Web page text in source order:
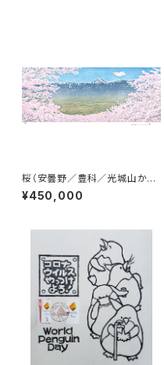
桜（安曇野／豊科／光城山から）
常念岳
¥450,000